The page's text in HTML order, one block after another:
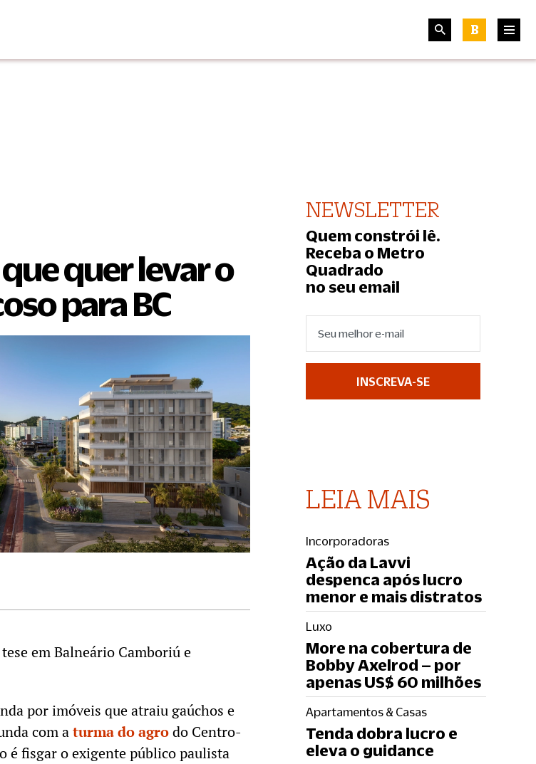
B
quer levar o
para BC
em Balneário Camboriú e
por imóveis que atraiu gaúchos e
com aturma do agrodo Centro-
é fisgar o exigente público paulista
NEWSLETTER
Quem constrói lê.
Receba o Metro
Quadrado
no seu email
INSCREVA-SE
LEIA MAIS
Incorporadoras
Ação da Lavvi
despenca após lucro
menor e mais distratos
Luxo
More na cobertura de
Bobby Axelrod – por
apenas US$ 60 milhões
Apartamentos & Casas
Tenda dobra lucro e
eleva o guidance